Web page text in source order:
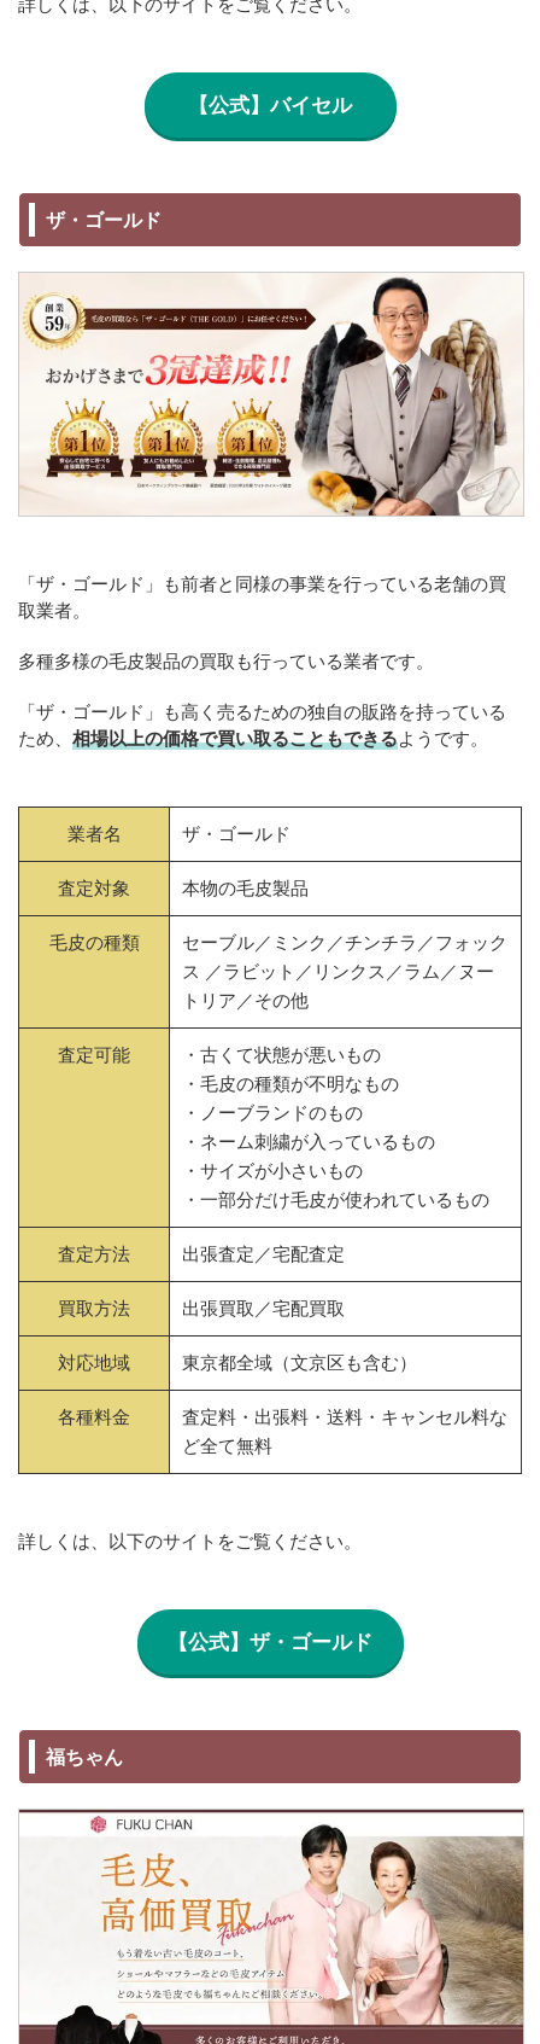
【公式】バイセル
ザ・ゴールド
「ザ・ゴールド」も前者と同様の事業を行っている老舗の買
取業者。
多種多様の毛皮製品の買取も行っている業者です。
「ザ・ゴールド」も高く売るための独自の販路を持っている
ため、 相場以上の価格で買い取ることもできるようです。
業者名 ザ・ゴールド
査定対象 本物の毛皮製品
毛皮の種類
セーブル／ミンク／チンチラ／フォック
ス ／ラビット／リンクス／ラム／ヌー
トリア／その他
査定可能
・古くて状態が悪いもの
・毛皮の種類が不明なもの
・ノーブランドのもの
・ネーム刺繍が入っているもの
・サイズが小さいもの
・一部分だけ毛皮が使われているもの
査定方法 出張査定／宅配査定
買取方法 出張買取／宅配買取
対応地域 東京都全域（文京区も含む）
各種料金
査定料・出張料・送料・キャンセル料な
ど全て無料
詳しくは、以下のサイトをご覧ください。
【公式】ザ・ゴールド
福ちゃん